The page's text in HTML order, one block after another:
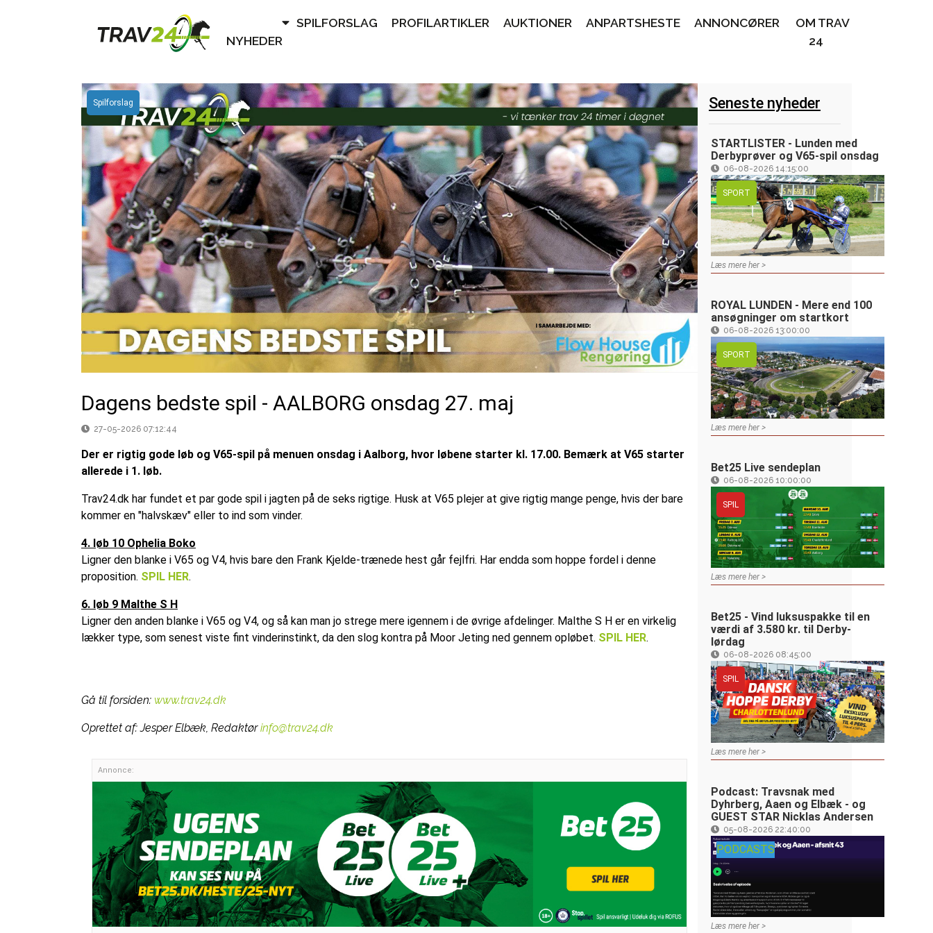
Spilforslag
Dagens bedste spil - AALBORG onsdag 27. maj
27-05-2026 07:12:44
Der er rigtig gode løb og V65-spil på menuen onsdag i Aalborg, hvor løbene starter kl. 17.00. Bemærk at V65 starter
allerede i 1. løb.
Trav24.dk har fundet et par gode spil i jagten på de seks rigtige. Husk at V65 plejer at give rigtig mange penge, hvis der bare
kommer en "halvskæv" eller to ind som vinder.
4. løb 10 Ophelia Boko
Ligner den blanke i V65 og V4, hvis bare den Frank Kjelde-trænede hest går fejlfri. Har endda som hoppe fordel i denne
proposition. SPIL HER.
6. løb 9 Malthe S H
Ligner den anden blanke i V65 og V4, og så kan man jo strege mere igennem i de øvrige afdelinger. Malthe S H er en virkelig
lækker type, som senest viste fint vinderinstinkt, da den slog kontra på Moor Jeting ned gennem opløbet. SPIL HER.
Gå til forsiden: www.trav24.dk
Oprettet af:Jesper Elbæk, Redaktør info@trav24.dk
Annonce:
Seneste nyheder
STARTLISTER - Lunden med
Derbyprøver og V65-spil onsdag
06-08-2026 14:15:00
SPORT
Læs mere her >
ROYAL LUNDEN - Mere end 100
ansøgninger om startkort
06-08-2026 13:00:00
SPORT
Læs mere her >
Bet25 Live sendeplan
06-08-2026 10:00:00
SPIL
Læs mere her >
Bet25 - Vind luksuspakke til en
værdi af 3.580 kr. til Derby-
lørdag
06-08-2026 08:45:00
SPIL
Læs mere her >
Podcast: Travsnak med
Dyhrberg, Aaen og Elbæk - og
GUEST STAR Nicklas Andersen
05-08-2026 22:40:00
PODCASTS
Læs mere her >
NYHEDER
SPILFORSLAG PROFILARTIKLER AUKTIONER ANPARTSHESTE ANNONCØRER
OM TRAV
24